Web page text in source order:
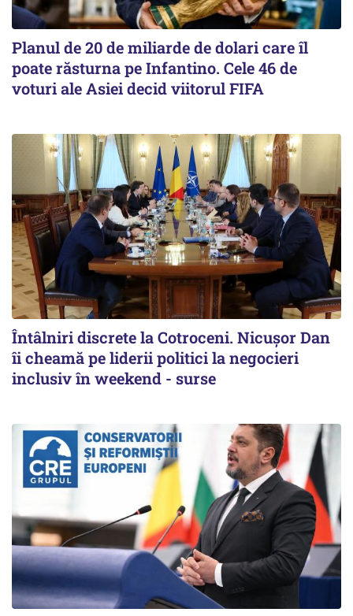
Planul de 20 de miliarde de dolari care îl
poate răsturna pe Infantino. Cele 46 de
voturi ale Asiei decid viitorul FIFA
Întâlniri discrete la Cotroceni. Nicușor Dan
îi cheamă pe liderii politici la negocieri
inclusiv în weekend - surse